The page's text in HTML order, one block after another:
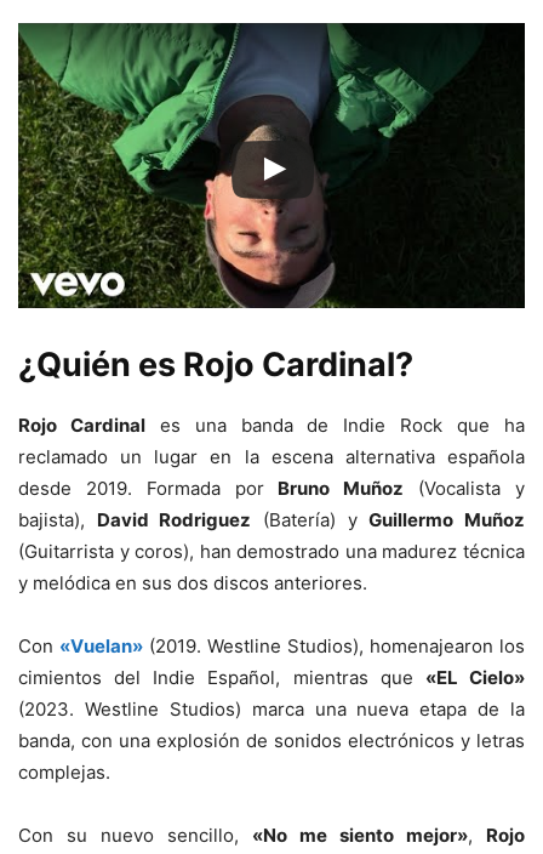
¿Quién es Rojo Cardinal?
Rojo Cardinales una banda de Indie Rock que ha
reclamado un lugar en la escena alternativa española
desde 2019. Formada por Bruno Muñoz (Vocalista y
bajista), David Rodriguez (Batería) yGuillermo Muñoz
(Guitarrista y coros), han demostrado una madurez técnica
y melódica en sus dos discos anteriores.
Con «Vuelan» (2019. Westline Studios), homenajearon los
cimientos del Indie Español, mientras que «EL Cielo»
(2023. Westline Studios) marca una nueva etapa de la
banda, con una explosión de sonidos electrónicos y letras
complejas.
Con su nuevo sencillo, «No me siento mejor», Rojo